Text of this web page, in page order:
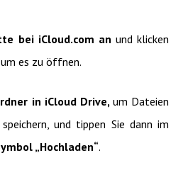
bei iCloud.com an und klicken
um es zu öffnen.
in iCloud Drive, um Dateien
und tippen Sie dann im
„Hochladen“.